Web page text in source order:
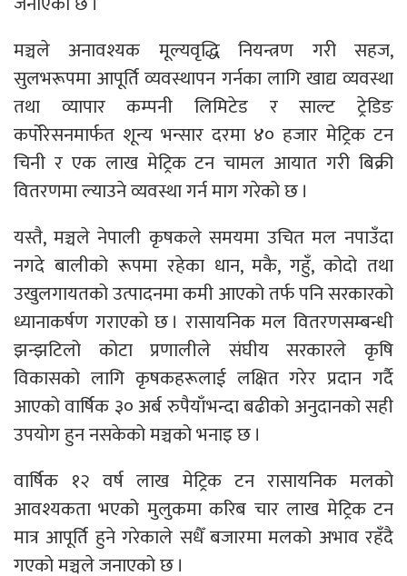
मञ्चले अनावश्यक मूल्यवृद्धि नियन्त्रण गरी सहज,
सुलभरूपमा आपूर्ति व्यवस्थापन गर्नका लागि खाद्य व्यवस्था
तथा व्यापार कम्पनी लिमिटेड र साल्ट ट्रेडिङ
कर्पोरेसनमार्फत शून्य भन्सार दरमा ४० हजार मेट्रिक टन
चिनी र एक लाख मेट्रिक टन चामल आयात गरी बिक्री
वितरणमा ल्याउने व्यवस्था गर्न माग गरेको छ ।
यस्तै, मञ्चले नेपाली कृषकले समयमा उचित मल नपाउँदा
नगदे बालीको रूपमा रहेका धान, मकै, गहुँ, कोदो तथा
उखुलगायतको उत्पादनमा कमी आएको तर्फ पनि सरकारको
ध्यानाकर्षण गराएको छ । रासायनिक मल वितरणसम्बन्धी
झन्झटिलो कोटा प्रणालीले संघीय सरकारले कृषि
विकासको लागि कृषकहरूलाई लक्षित गरेर प्रदान गर्दै
आएको वार्षिक ३० अर्ब रुपैयाँभन्दा बढीको अनुदानको सही
उपयोग हुन नसकेको मञ्चको भनाइ छ ।
वार्षिक १२ वर्ष लाख मेट्रिक टन रासायनिक मलको
आवश्यकता भएको मुलुकमा करिब चार लाख मेट्रिक टन
मात्र आपूर्ति हुने गरेकाले सधैँ बजारमा मलको अभाव रहँदै
गएको मञ्चले जनाएको छ ।